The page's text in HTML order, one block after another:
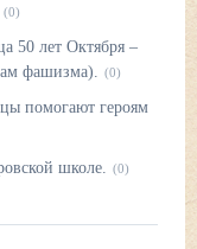
(0)
50 лет Октября –
фашизма). (0)
помогают героям
школе. (0)